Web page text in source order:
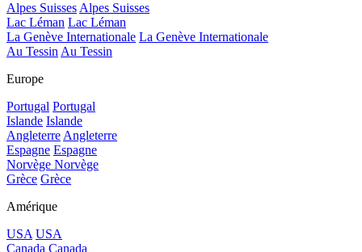
Alpes SuissesAlpes Suisses
Lac Léman Lac Léman
La Genève Internationale La Genève Internationale
Au TessinAu Tessin
Europe
Portugal Portugal
Islande Islande
AngleterreAngleterre
Espagne Espagne
Norvège Norvège
Grèce Grèce
Amérique
USA USA
Canada Canada